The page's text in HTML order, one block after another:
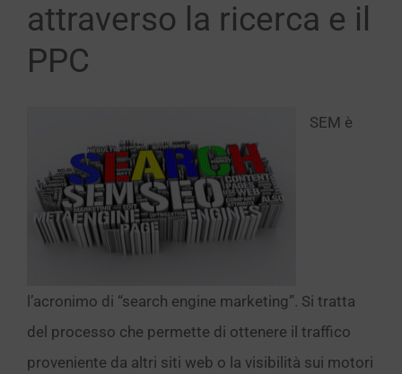
attraverso la ricerca e il
PPC
SEM è
l’acronimo di “search engine marketing”. Si tratta
del processo che permette di ottenere il traffico
proveniente da altri siti web o la visibilità sui motori